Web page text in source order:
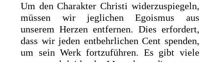
Um den Charakter Christi widerzuspiegeln,
müssen wir jeglichen Egoismus aus
unserem Herzen entfernen. Dies erfordert,
dass wir jeden entbehrlichen Cent spenden,
um sein Werk fortzuführen. Es gibt viele